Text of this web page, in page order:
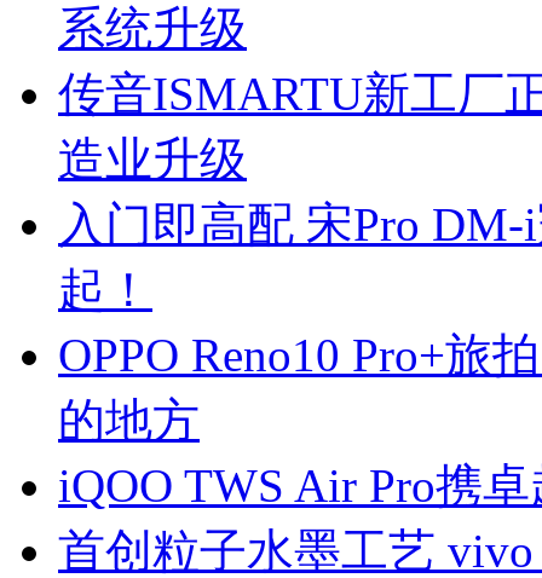
系统升级
传音ISMARTU新工厂
造业升级
入门即高配 宋Pro
起！
OPPO Reno10 Pro+旅
的地方
iQOO TWS Air Pro携
首创粒子水墨工艺